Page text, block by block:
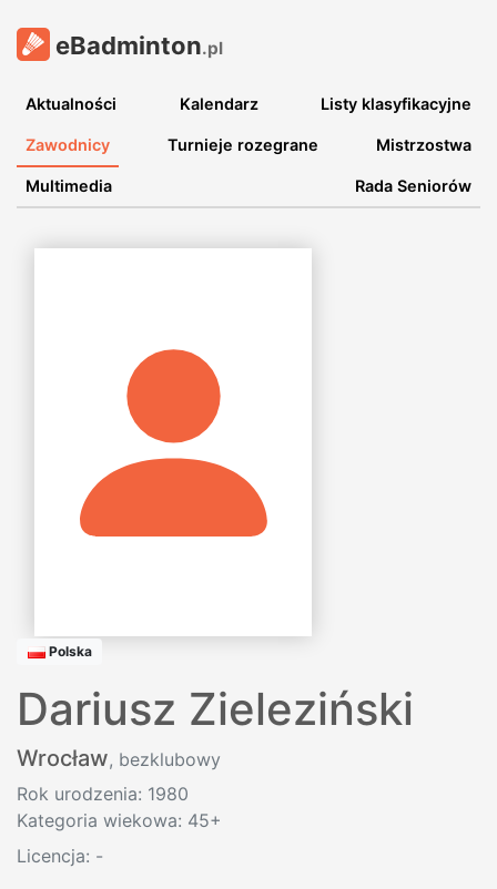
eBadminton.pl
Aktualności Kalendarz Listy klasyfikacyjne
Zawodnicy Turnieje rozegrane Mistrzostwa
Multimedia Rada Seniorów
Polska
Dariusz Zieleziński
Wrocław, bezklubowy
Rok urodzenia: 1980
Kategoria wiekowa: 45+
Licencja: -